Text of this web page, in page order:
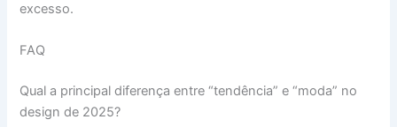
excesso.
FAQ
Qual a principal diferença entre “tendência” e “moda” no
design de 2025?